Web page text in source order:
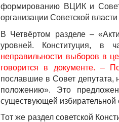
формированию ВЦИК и
организации Советской
В Четвёртом разделе –
уровней. Конституция, в
неправильности выборов в
говорится в документе. –
пославшие в Совет депутата,
положению». Это
существующей избирательной
Тот же раздел советской